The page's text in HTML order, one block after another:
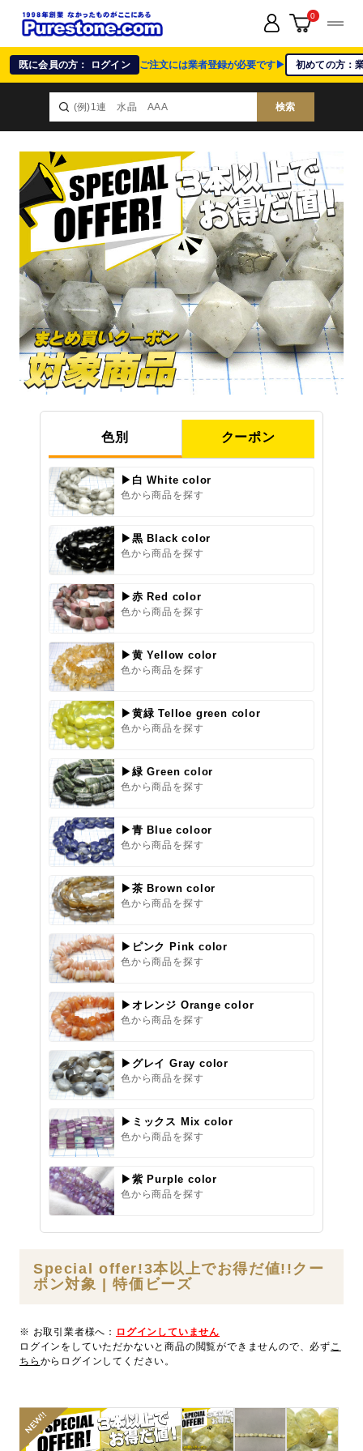
既に会員の方： ログイン ご注文には業者登録が必要です▶ 初めての方：
検索
0
色別 クーポン
▶白 White color
色から商品を探す
▶黒 Black color
色から商品を探す
▶赤 Red color
色から商品を探す
▶黄 Yellow color
色から商品を探す
▶黄緑 Telloe green color
色から商品を探す
▶緑 Green color
色から商品を探す
▶青 Blue coloor
色から商品を探す
▶茶 Brown color
色から商品を探す
▶ピンク Pink color
色から商品を探す
▶オレンジ Orange color
色から商品を探す
▶グレイ Gray color
色から商品を探す
▶ミックス Mix color
色から商品を探す
▶紫 Purple color
色から商品を探す
Special offer!3本以上でお得だ値!!クー
ポン対象 | 特価ビーズ
※ お取引業者様へ： ログインしていません
ログインをしていただかないと商品の閲覧ができませんので、必ずこ
ちら からログインしてください。